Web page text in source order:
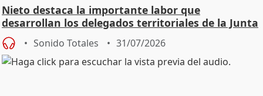
Nieto destaca la importante labor que
desarrollan los delegados territoriales de la Junta
Sonido Totales 31/07/2026